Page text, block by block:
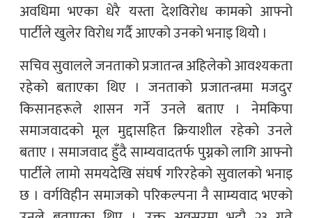
अवधिमा भएका धेरै यस्ता देशविरोध कामको आफ्नो
पार्टीले खुलेर विरोध गर्दै आएको उनको भनाइ थियोे ।
सचिव सुवालले जनताको प्रजातन्त्र अहिलेको आवश्यकता
रहेको बताएका थिए । जनताको प्रजातन्त्रमा मजदुर
किसानहरूले शासन गर्ने उनले बताए । नेमकिपा
समाजवादको मूल मुद्दासहित क्रियाशील रहेको उनले
बताए । समाजवाद हुँदै साम्यवादतर्फ पुग्नको लागि आफ्नो
पार्टीले लामो समयदेखि संघर्ष गरिरहेको सुवालको भनाइ
छ । वर्गविहीन समाजको परिकल्पना नै साम्यवाद भएको